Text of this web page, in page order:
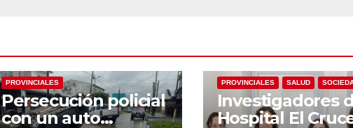
PROVINCIALES
Persecución policial
con un auto
PROVINCIALES SALUD
Investigadores
Hospital El